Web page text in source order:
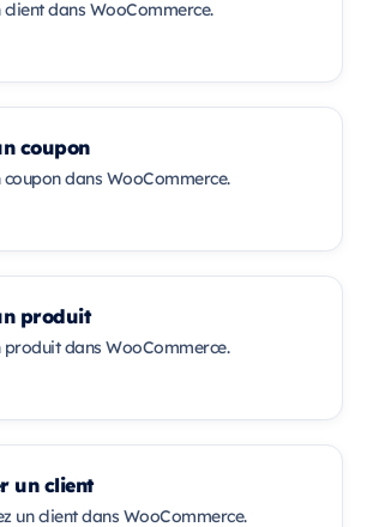
client dans WooCommerce.
coupon
coupon dans WooCommerce.
produit
produit dans WooCommerce.
un client
un client dans WooCommerce.